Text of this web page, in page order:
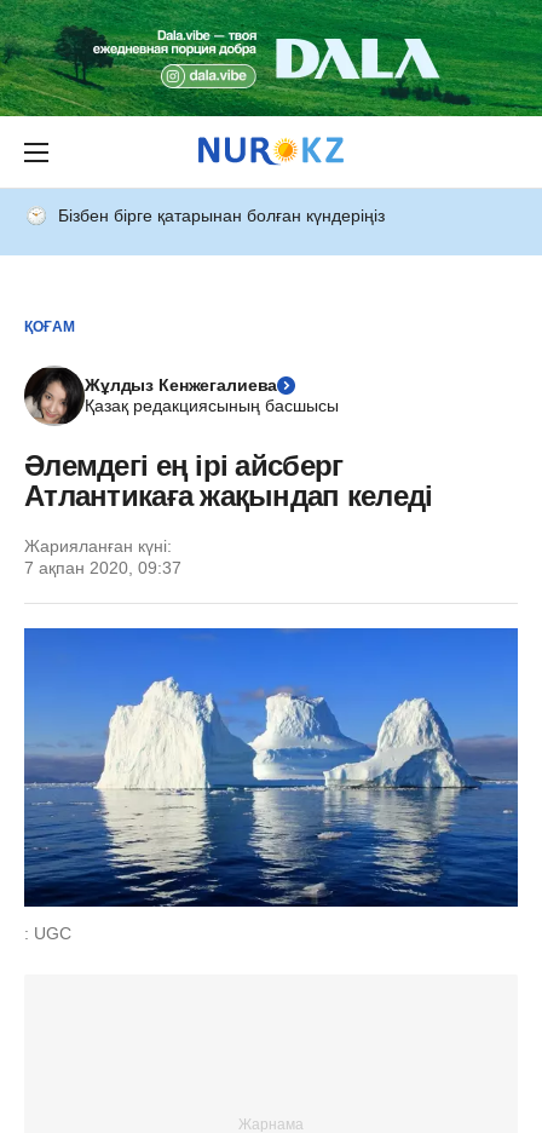
Бізбен бірге қатарынан болған күндеріңіз
ҚОҒАМ
Жұлдыз Кенжегалиева
Қазақ редакциясының басшысы
Әлемдегі ең ірі айсберг
Атлантикаға жақындап келеді
Жарияланған күні:
7 ақпан 2020, 09:37
: UGC